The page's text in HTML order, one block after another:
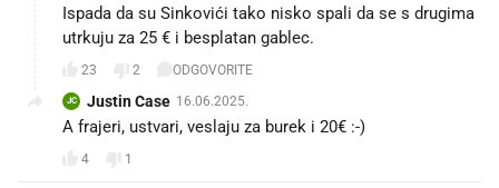
Ispada da su Sinkovići tako nisko spali da se s drugima
utrkuju za 25 € i besplatan gablec.
23 2 ODGOVORITE
JC Justin Case 16.06.2025.
A frajeri, ustvari, veslaju za burek i 20€ :-)
4 1